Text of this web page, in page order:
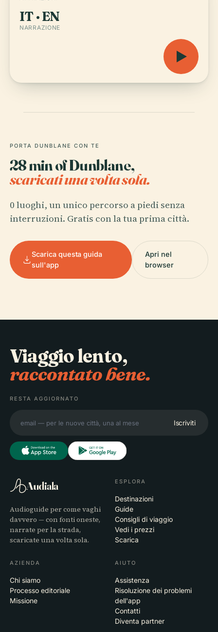
IT · EN
NARRAZIONE
PORTA DUNBLANE CON TE
28 min of Dunblane,
scaricati una volta sola.
0 luoghi, un unico percorso a piedi senza
interruzioni. Gratis con la tua prima città.
Scarica questa guida
sull'app
Apri nel
browser
Viaggio lento,
raccontato bene.
RESTA AGGIORNATO
Iscriviti
Audiala
Audioguide per come vaghi
davvero — con fonti oneste,
narrate per la strada,
scaricate una volta sola.
ESPLORA
Destinazioni
Guide
Consigli di viaggio
Vedi i prezzi
Scarica
AZIENDA
Chi siamo
Processo editoriale
Missione
AIUTO
Assistenza
Risoluzione dei problemi
dell'app
Contatti
Diventa partner